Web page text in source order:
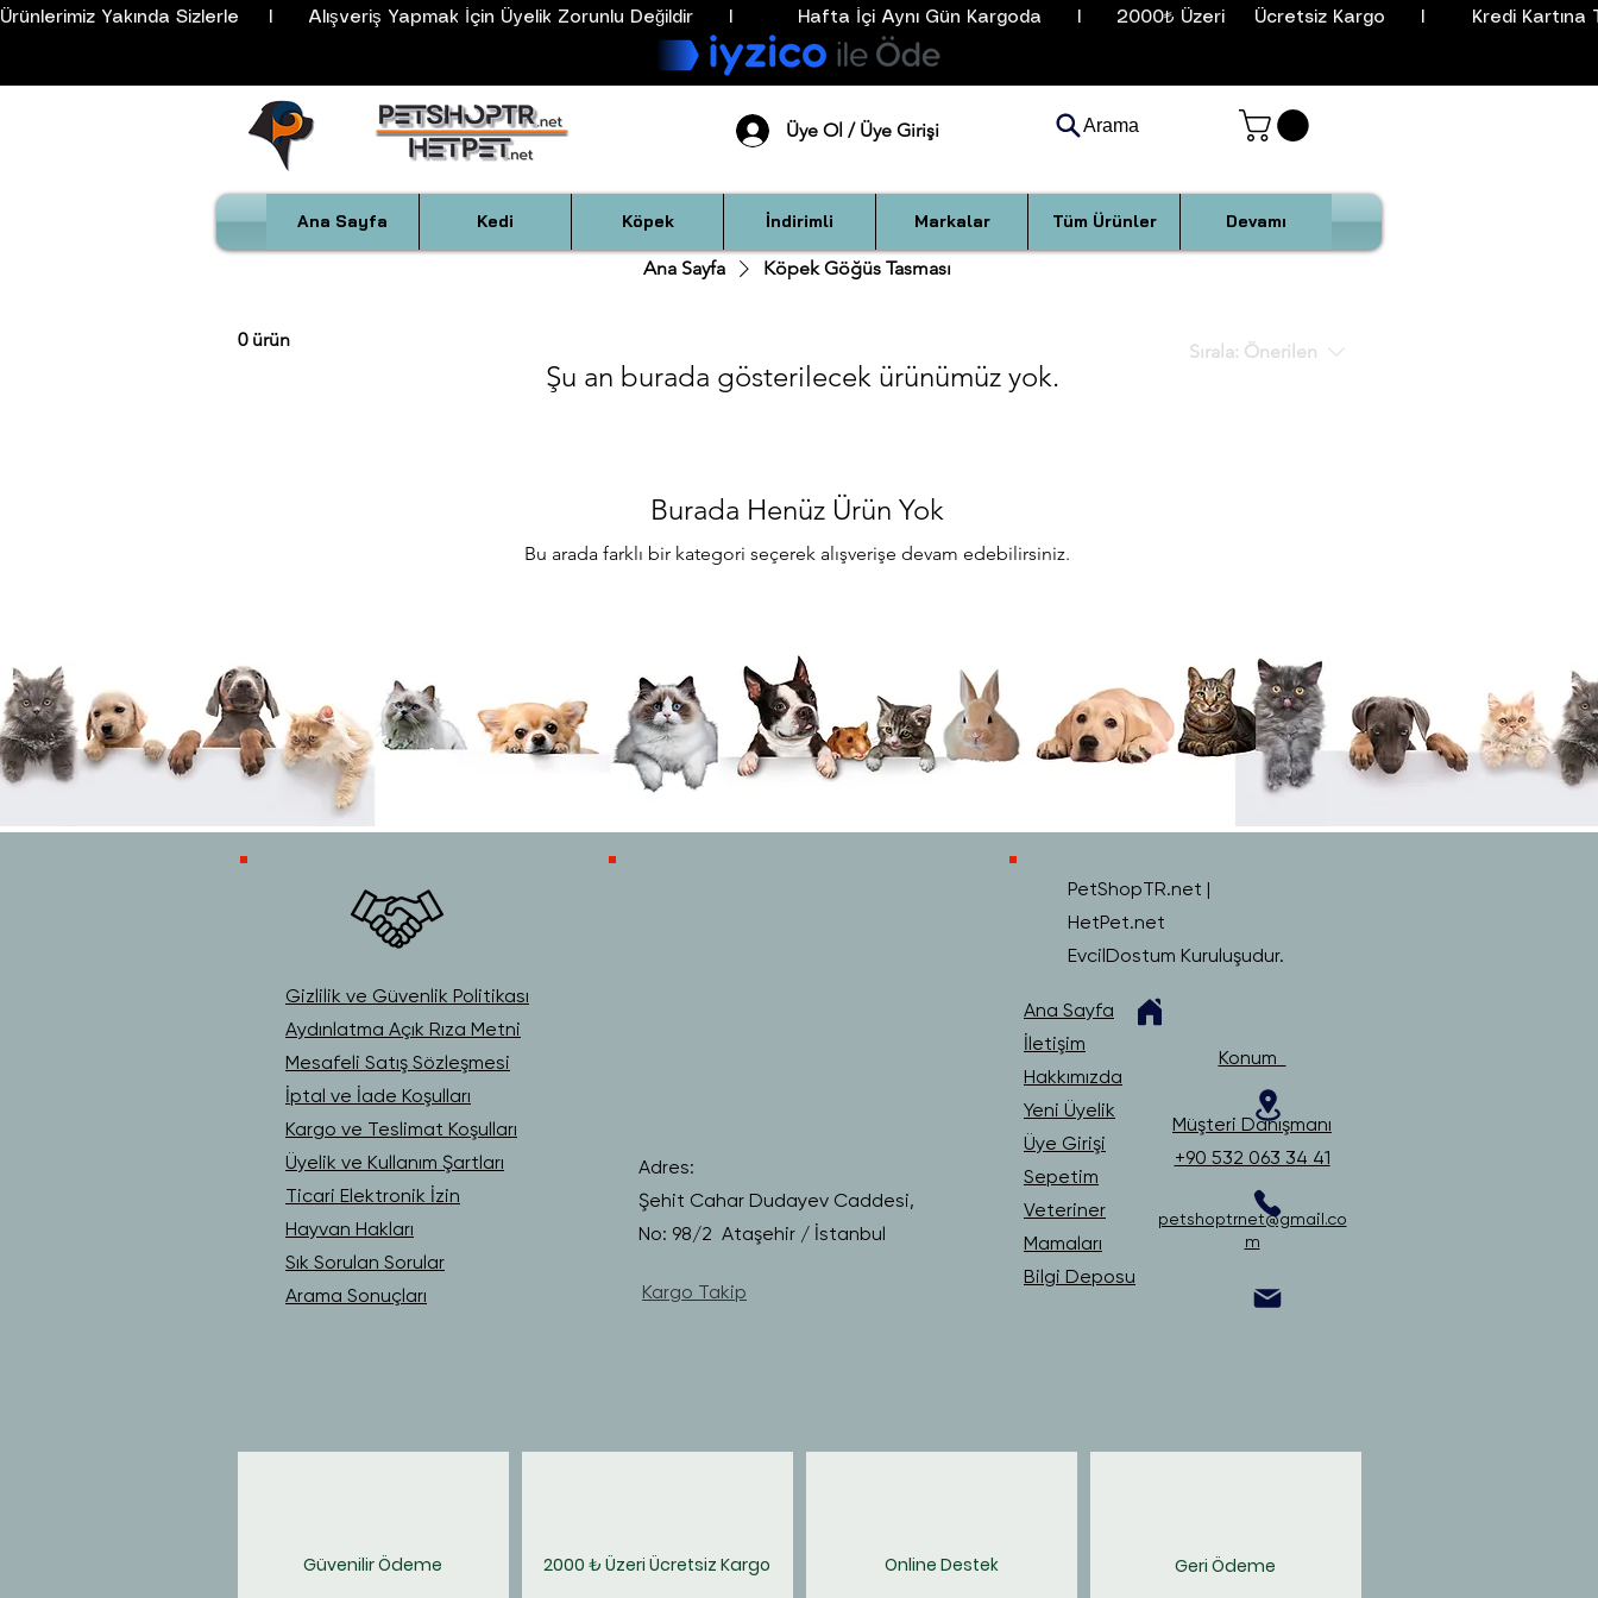
Ürünlerimiz Yakında Sizlerle     I      Alışveriş Yapmak İçin Üyelik Zorunlu Değildir      I           Hafta İçi Aynı Gün Kargoda      I      2000₺ Üzeri     Ücretsiz Kargo      I        Kredi Kartına
Üye Ol / Üye Girişi Arama
Ana Sayfa Kedi Köpek İndirimli Markalar Tüm Ürünler Devamı
Şu an burada gösterilecek ürünümüz yok.
Ana Sayfa Köpek Göğüs Tasması
0 ürün
Sırala: Önerilen
Burada Henüz Ürün Yok
Bu arada farklı bir kategori seçerek alışverişe devam edebilirsiniz.
Gizlilik ve Güvenlik Politikası
Aydınlatma Açık Rıza Metni
Mesafeli Satış Sözleşmesi
İptal ve İade Koşulları
Kargo ve Teslimat Koşulları
Üyelik ve Kullanım Şartları
Ticari Elektronik İzin
Hayvan Hakları
Sık Sorulan Sorular
Arama Sonuçları
Adres:
Şehit Cahar Dudayev Caddesi,
No: 98/2 Ataşehir / İstanbul
Kargo Takip
PetShopTR.net |
HetPet.net
EvcilDostum Kuruluşudur.
Ana Sayfa
İletişim
Hakkımızda
Yeni Üyelik
Üye Girişi
Sepetim
Veteriner
Mamaları
Bilgi Deposu
Konum
Müşteri Danışmanı
+90 532 063 34 41
petshoptrnet@gmail.co
m
Güvenilir Ödeme 2000 ₺ Üzeri Ücretsiz Kargo Online Destek Geri Ödeme